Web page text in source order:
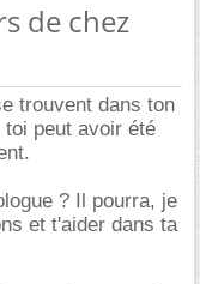
de chez
trouvent dans ton
toi peut avoir été
? Il pourra, je
et t'aider dans ta